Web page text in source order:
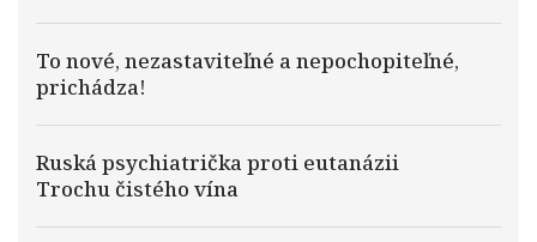
To nové, nezastaviteľné a nepochopiteľné,
prichádza!
Ruská psychiatrička proti eutanázii
Trochu čistého vína